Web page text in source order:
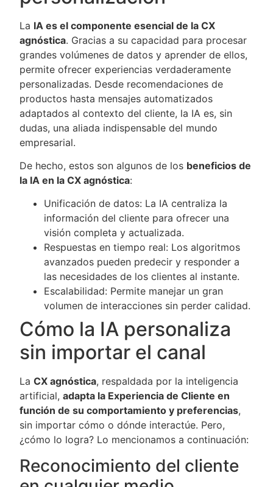
La IA es el componente esencial de la CX
agnóstica. Gracias a su capacidad para procesar
grandes volúmenes de datos y aprender de ellos,
permite ofrecer experiencias verdaderamente
personalizadas. Desde recomendaciones de
productos hasta mensajes automatizados
adaptados al contexto del cliente, la IA es, sin
dudas, una aliada indispensable del mundo
empresarial.
De hecho, estos son algunos de los beneficios de
la IA en la CX agnóstica:
Unificación de datos: La IA centraliza la
información del cliente para ofrecer una
visión completa y actualizada.
Respuestas en tiempo real: Los algoritmos
avanzados pueden predecir y responder a
las necesidades de los clientes al instante.
Escalabilidad: Permite manejar un gran
volumen de interacciones sin perder calidad.
Cómo la IA personaliza
sin importar el canal
La CX agnóstica, respaldada por la inteligencia
artificial, adapta la Experiencia de Cliente en
función de su comportamiento y preferencias,
sin importar cómo o dónde interactúe. Pero,
¿cómo lo logra? Lo mencionamos a continuación:
Reconocimiento del cliente